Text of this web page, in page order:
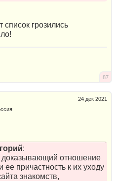
список грозились
87
24 дек 2021
:
отношение
ее причастность к их уходу
знакомств,